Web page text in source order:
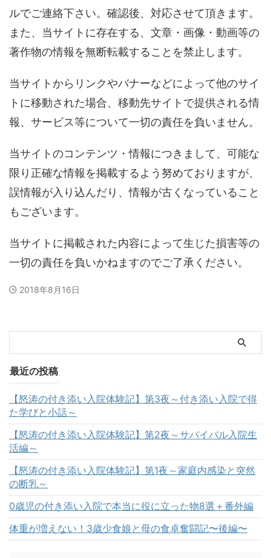
ルでご連絡下さい。確認後、対応させて頂きます。
また、当サイトに存在する、文章・画像・動画等の
著作物の情報を無断転載することを禁止します。
当サイトからリンクやバナーなどによって他のサイ
トに移動された場合、移動先サイトで提供される情
報、サービス等について一切の責任を負いません。
当サイトのコンテンツ・情報につきまして、可能な
限り正確な情報を掲載するよう努めておりますが、
誤情報が入り込んだり、情報が古くなっていること
もございます。
当サイトに掲載された内容によって生じた損害等の
一切の責任を負いかねますのでご了承ください。
2018年8月16日
最近の投稿
【怒涛の付き添い入院体験記】第3夜～付き添い入院で得
た学びと小話～
【怒涛の付き添い入院体験記】第2夜～サバイバル入院生
活編～
【怒涛の付き添い入院体験記】第1夜～家庭内感染と突然
の断乳～
0歳児の付き添い入院で本当に役に立った物8選＋番外編
体重が増えない！3歳少食娘と母の食卓奮闘記〜後編〜